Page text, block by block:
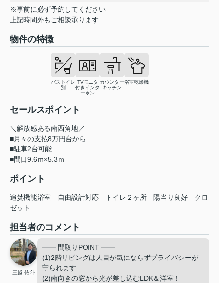
※事前に必ず予約してください
上記時間外もご相談承ります
物件の特徴
バストイレ
別
TVモニタ
付きインタ
ーホン
カウンター
キッチン
浴室乾燥機
セールスポイント
＼解放感ある南西角地／
■月々の支払8万円台から
■駐車2台可能
■間口9.6ｍ×5.3ｍ
ポイント
追焚機能浴室 自由設計対応 トイレ２ヶ所 陽当り良好
クロ
ゼット
担当者のコメント
三國 佑斗
━━ 間取りPOINT ━━
(1)2階リビングは人目が気にならずプライバシーが
守られます
(2)南向きの窓から光が差し込むLDK＆洋室！